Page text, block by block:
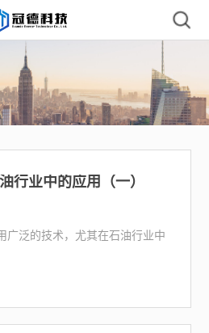
行业中的应用（一）
广泛的技术，尤其在石油行业中